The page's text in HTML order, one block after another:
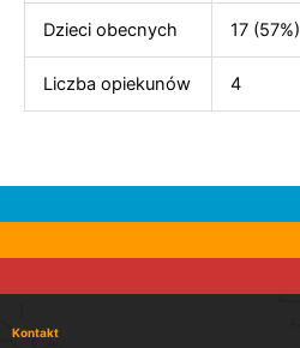
Dzieci obecnych 17 (57%)
Liczba opiekunów 4
Kontakt